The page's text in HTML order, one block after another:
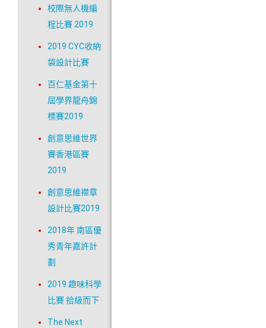
校際無人機編
程比賽 2019
2019 CYC收納
袋設計比賽
百仁基金第十
屆學界龍舟錦
標賽2019
創意思維世界
賽香港區賽
2019
創意思維襟章
設計比賽2019
2018年 南區優
秀青年嘉許計
劃
2019 趣味科學
比賽 拾級而下
The Next